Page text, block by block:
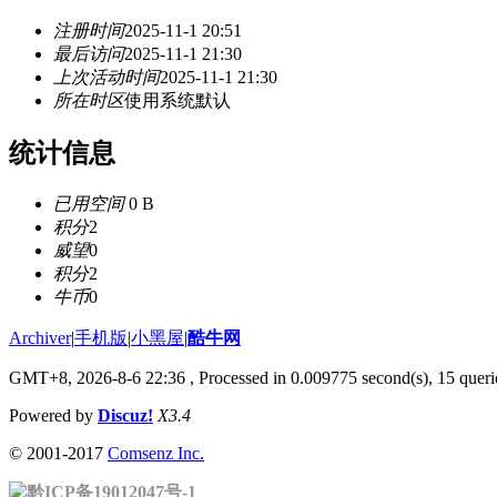
注册时间2025-11-1 20:51
最后访问2025-11-1 21:30
上次活动时间2025-11-1 21:30
所在时区使用系统默认
统计信息
已用空间0 B
积分2
威望0
积分2
牛币0
Archiver|手机版|小黑屋|酷牛网
GMT+8, 2026-8-6 22:36 , Processed in 0.009775 second(s), 15
Powered by Discuz! X3.4
© 2001-2017 Comsenz Inc.
黔ICP备19012047号-1